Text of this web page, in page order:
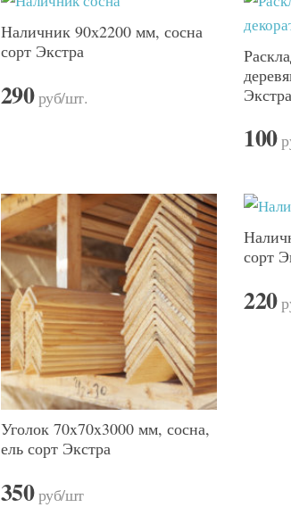
Наличник 90х2200 мм, сосна
сорт Экстра
290руб/шт.
100
Уголок 70x70x3000 мм, сосна,
ель сорт Экстра
350руб/шт
сорт
220